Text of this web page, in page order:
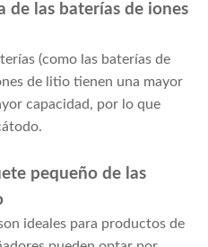
de las baterías de iones
(como las baterías de
de litio tienen una mayor
capacidad, por lo que
pequeño de las
ideales para productos de